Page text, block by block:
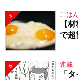
4 ごは
【
で超
5 連載
「